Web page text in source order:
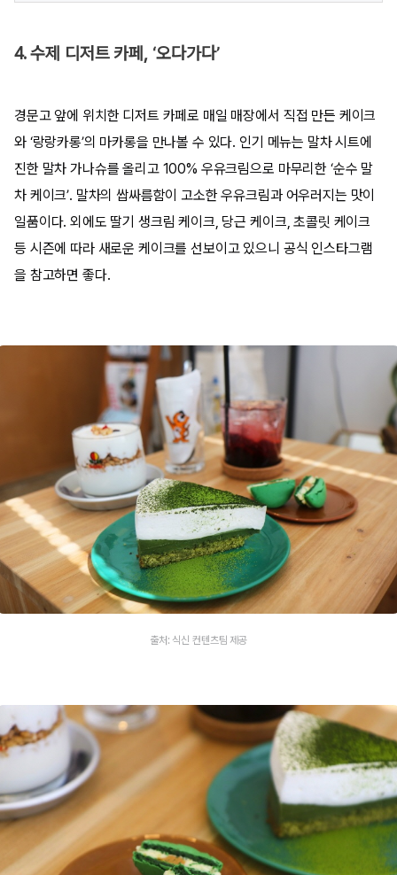
4. 수제 디저트 카페, ‘오다가다’
경문고 앞에 위치한 디저트 카페로 매일 매장에서 직접 만든 케이크
와 ‘랑랑카롱’의 마카롱을 만나볼 수 있다. 인기 메뉴는 말차 시트에
진한 말차 가나슈를 올리고 100% 우유크림으로 마무리한 ‘순수 말
차 케이크’. 말차의 쌉싸름함이 고소한 우유크림과 어우러지는 맛이
일품이다. 외에도 딸기 생크림 케이크, 당근 케이크, 초콜릿 케이크
등 시즌에 따라 새로운 케이크를 선보이고 있으니 공식 인스타그램
을 참고하면 좋다.
출처: 식신 컨텐츠팀 제공